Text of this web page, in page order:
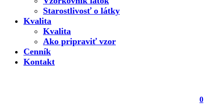
Starostlivosť o látky
Kvalita
Kvalita
Ako pripraviť vzor
Cenník
Kontakt
0